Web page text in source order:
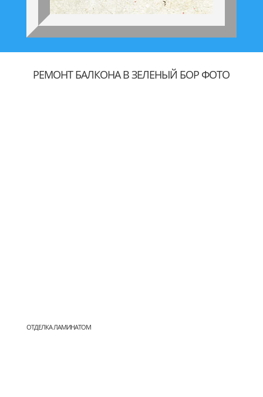
РЕМОНТ БАЛКОНА В ЗЕЛЕНЫЙ БОР ФОТО
ОТДЕЛКА ЛАМИНАТОМ